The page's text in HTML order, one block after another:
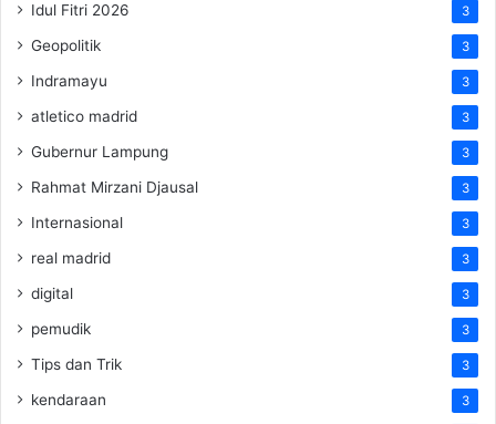
Idul Fitri 2026 3
Geopolitik 3
Indramayu 3
atletico madrid 3
Gubernur Lampung 3
Rahmat Mirzani Djausal 3
Internasional 3
real madrid 3
digital 3
pemudik 3
Tips dan Trik 3
kendaraan 3